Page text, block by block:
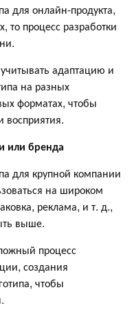
для онлайн-продукта,
то процесс разработки
адаптацию и
на разных
форматах, чтобы
восприятия.
или бренда
для крупной компании
на широком
реклама, и т. д.,
выше.
процесс
создания
чтобы